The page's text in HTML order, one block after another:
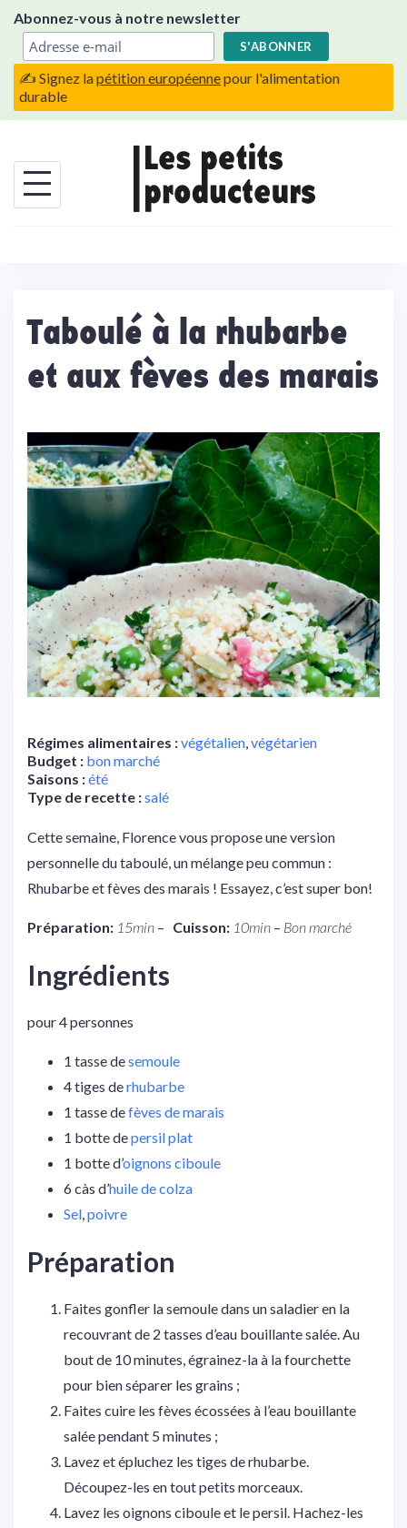
content
Abonnez-vous à notre newsletter
✍️ Signez lapétition européennepour l'alimentation
durable
Taboulé à la rhubarbe
et aux fèves des marais
Régimes alimentaires :végétalien,végétarien
Budget : bon marché
Saisons :été
Type de recette :salé
Cette semaine, Florence vous propose une version
personnelle du taboulé, un mélange peu commun :
Rhubarbe et fèves des marais ! Essayez, c’est super bon!
Préparation: 15min – Cuisson: 10min – Bon marché
Ingrédients
pour 4 personnes
1 tasse desemoule
4 tiges derhubarbe
1 tasse defèves de marais
1 botte depersil plat
1 botte d’oignons ciboule
6 càs d’huile de colza
Sel,poivre
Préparation
Faites gonfler la semoule dans un saladier en la
recouvrant de 2 tasses d’eau bouillante salée. Au
bout de 10 minutes, égrainez-la à la fourchette
pour bien séparer les grains ;
Faites cuire les fèves écossées à l’eau bouillante
salée pendant 5 minutes ;
Lavez et épluchez les tiges de rhubarbe.
Découpez-les en tout petits morceaux.
Lavez les oignons ciboule et le persil. Hachez-les